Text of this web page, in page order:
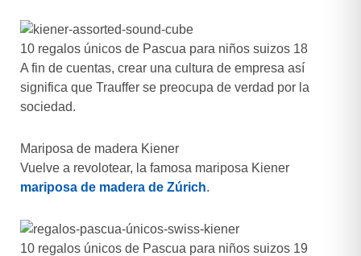
10 regalos únicos de Pascua para niños suizos 18
A fin de cuentas, crear una cultura de empresa así
significa que Trauffer se preocupa de verdad por la
sociedad.
Mariposa de madera Kiener
Vuelve a revolotear, la famosa mariposa Kiener
mariposa de madera de Zúrich.
10 regalos únicos de Pascua para niños suizos 19